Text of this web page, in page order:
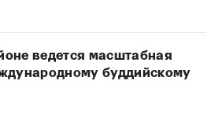
ведется масштабная
буддийскому